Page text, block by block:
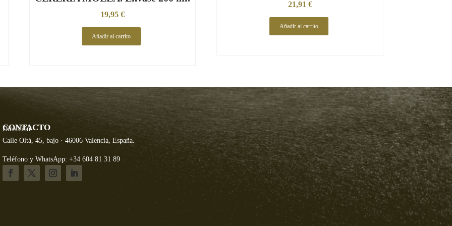
19,95€
Añadir al carrito
21,91 €
Añadir al carrito
CONTACTO
Dirección:
Calle Oltá, 45, bajo · 46006 Valencia, España.
Teléfono y WhatsApp: +34 604 81 31 89